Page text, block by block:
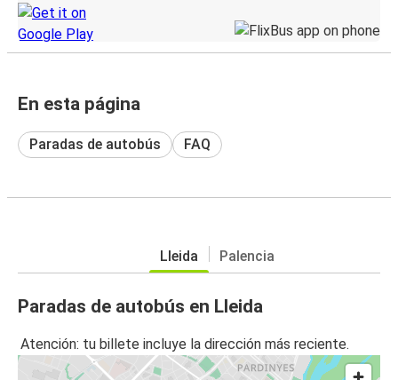
En esta página
Paradas de autobús FAQ
Lleida Palencia
Paradas de autobús en Lleida
Atención: tu billete incluye la dirección más reciente.